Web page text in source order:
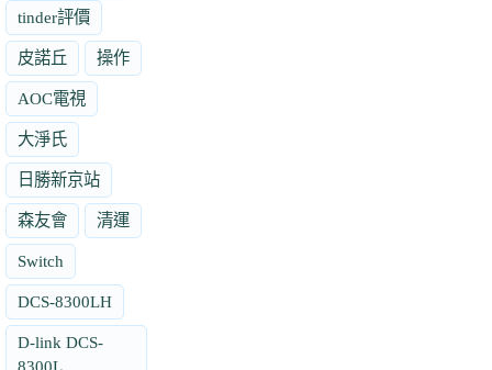
tinder評價
皮諾丘 操作
AOC電視
大淨氏
日勝新京站
森友會 清運
Switch
DCS-8300LH
D-link DCS-